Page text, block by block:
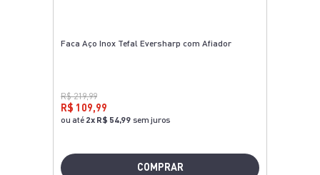
Faca Aço Inox Tefal Eversharp com Afiador
R$ 219,99
R$ 109,99
ou até 2x R$ 54,99 sem juros
COMPRAR